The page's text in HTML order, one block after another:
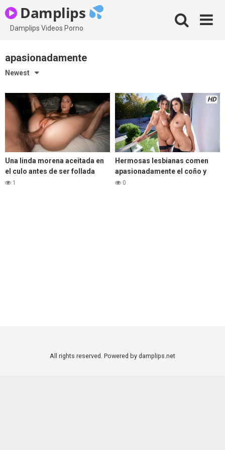
to
content
Damplips
Damplips Videos Porno
apasionadamente
Newest
Una linda morena aceitada en
el culo antes de ser follada
apasionadamente
1
HD
Hermosas lesbianas comen
apasionadamente el coño y
hacen tijeras hasta chorrear y
0
All rights reserved. Powered by damplips.net